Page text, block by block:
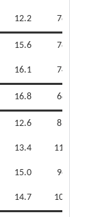
12.2 78.7
15.6 78.2
16.1 74.3
16.8 68.0
12.6 83.1
13.4 116.7
15.0 96.4
14.7 102.7